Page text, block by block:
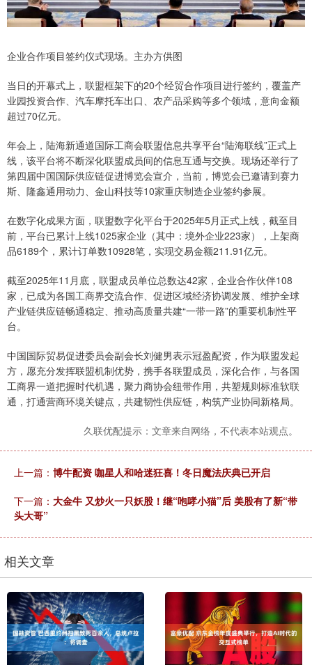
企业合作项目签约仪式现场。主办方供图
当日的开幕式上，联盟框架下的20个经贸合作项目进行签约，覆盖产
业园投资合作、汽车摩托车出口、农产品采购等多个领域，意向金额
超过70亿元。
年会上，陆海新通道国际工商会联盟信息共享平台“陆海联线”正式上
线，该平台将不断深化联盟成员间的信息互通与交换。现场还举行了
第四届中国国际供应链促进博览会宣介，当前，博览会已邀请到赛力
斯、隆鑫通用动力、金山科技等10家重庆制造企业签约参展。
在数字化成果方面，联盟数字化平台于2025年5月正式上线，截至目
前，平台已累计上线1025家企业（其中：境外企业223家），上架商
品6189个，累计订单数10928笔，实现交易金额211.91亿元。
截至2025年11月底，联盟成员单位总数达42家，企业合作伙伴108
家，已成为各国工商界交流合作、促进区域经济协调发展、维护全球
产业链供应链畅通稳定、推动高质量共建“一带一路”的重要机制性平
台。
中国国际贸易促进委员会副会长刘健男表示冠盈配资，作为联盟发起
方，愿充分发挥联盟机制优势，携手各联盟成员，深化合作，与各国
工商界一道把握时代机遇，聚力商协会纽带作用，共塑规则标准软联
通，打通营商环境关键点，共建韧性供应链，构筑产业协同新格局。
久联优配提示：文章来自网络，不代表本站观点。
上一篇： 博牛配资 咖星人和哈迷狂喜！冬日魔法庆典已开启
下一篇： 大金牛 又炒火一只妖股！继“咆哮小猫”后 美股有了新“带
头大哥”
相关文章